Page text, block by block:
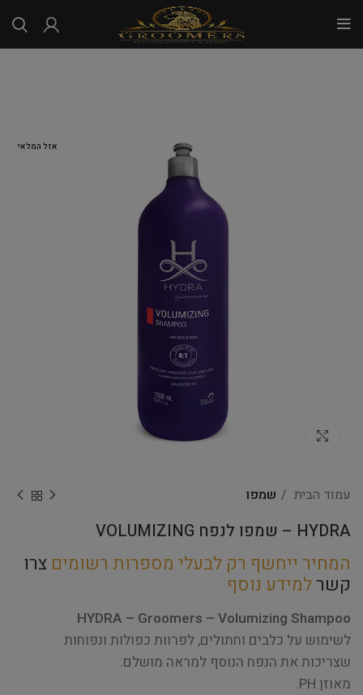
אזל המלאי
עמוד הבית שמפו
HYDRA – שמפו לנפח VOLUMIZING
המחיר ייחשף רק לבעלי מספרות רשומים צרו
קשרלמידע נוסף
HYDRA – Groomers – Volumizing Shampoo
לשימוש על כלבים וחתולים, לפרוות כפולות ונפוחות
שצריכות את הנפח הנוסף למראה מושלם.
מאוזן PH.